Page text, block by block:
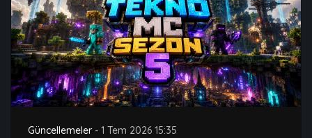
Güncellemeler - 1 Tem 2026 15:35